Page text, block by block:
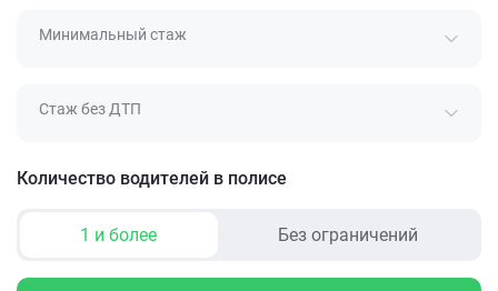
Минимальный стаж
Стаж без ДТП
Количество водителей в полисе
1 и более Без ограничений